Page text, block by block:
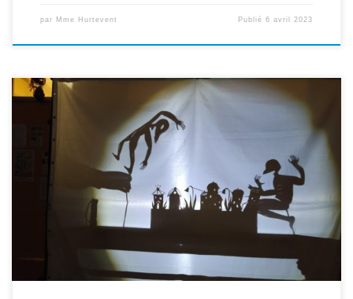
par Mme Hurtevent Publié6 avril 2023
Vendredi 3 février les élèves de la classe Molière-NSA ont participé
à un atelier animé par une marionnettiste de la compagnie Les
ombres portées. Les élèves expliquent le fonctionnement du
théâtre d’ombres. « Pour l’atelier d’ombres il faut l’obscurité. On a
utilisé des torches, un tissu blanc comme écran. Quelqu’un allume